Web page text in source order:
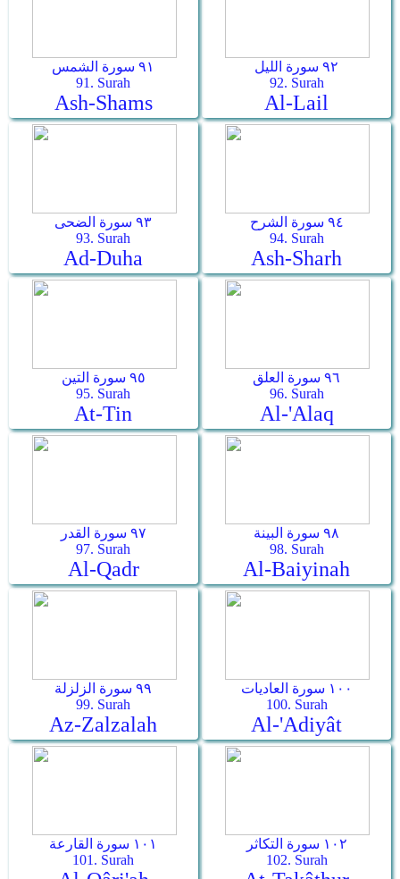
٩١ سورة الشمس
91. Surah
Ash-Shams
٩٢ سورة الليل
92. Surah
Al-Lail
٩٣ سورة الضحى
93. Surah
Ad-Duha
٩٤ سورة الشرح
94. Surah
Ash-Sharh
٩٥ سورة التين
95. Surah
At-Tin
٩٦ سورة العلق
96. Surah
Al-'Alaq
٩٧ سورة القدر
97. Surah
Al-Qadr
٩٨ سورة البينة
98. Surah
Al-Baiyinah
٩٩ سورة الزلزلة
99. Surah
Az-Zalzalah
١٠٠ سورة العاديات
100. Surah
Al-'Adiyât
١٠١ سورة القارعة
101. Surah
١٠٢ سورة التكاثر
102. Surah